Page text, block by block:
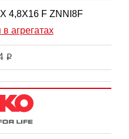
4,8X16 F ZNNI8F
агрегатах
i